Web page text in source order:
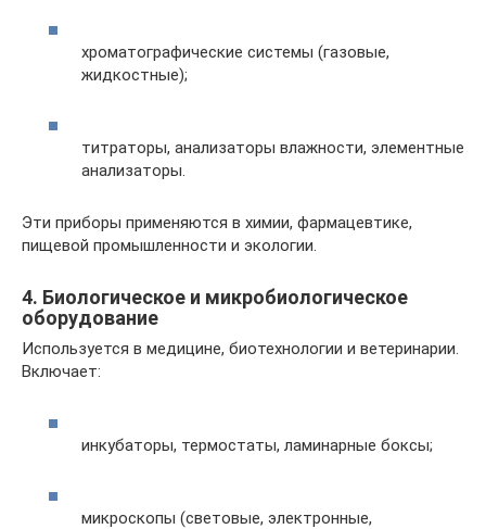
хроматографические системы (газовые,
жидкостные);
титраторы, анализаторы влажности, элементные
анализаторы.
Эти приборы применяются в химии, фармацевтике,
пищевой промышленности и экологии.
4. Биологическое и микробиологическое
оборудование
Используется в медицине, биотехнологии и ветеринарии.
Включает:
инкубаторы, термостаты, ламинарные боксы;
микроскопы (световые, электронные,